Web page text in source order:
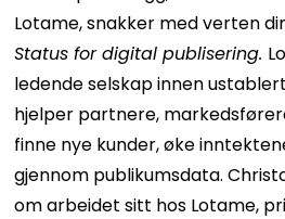
Lotame, snakker med verten
Status for digital publisering.
ledende selskap innen
hjelper partnere,
finne nye kunder, øke
gjennom publikumsdata.
om arbeidet sitt hos Lotame,